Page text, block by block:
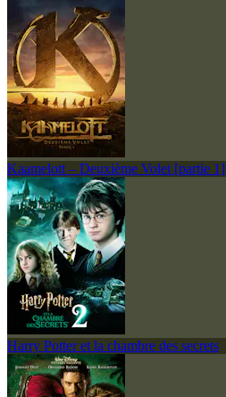
Kaamelott – Deuxième Volet [partie 1]
Harry Potter et la chambre des secrets